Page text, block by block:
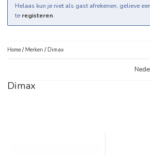
Helaas kun je niet als gast afrekenen, gelieve
te registeren.
Home / Merken / Dimax
Dimax